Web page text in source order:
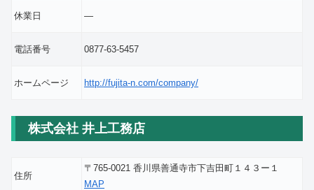
休業日 ―
電話番号 0877-63-5457
ホームページ http://fujita-n.com/company/
株式会社 井上工務店
住所
〒765-0021 香川県善通寺市下吉田町１４３ー１
MAP